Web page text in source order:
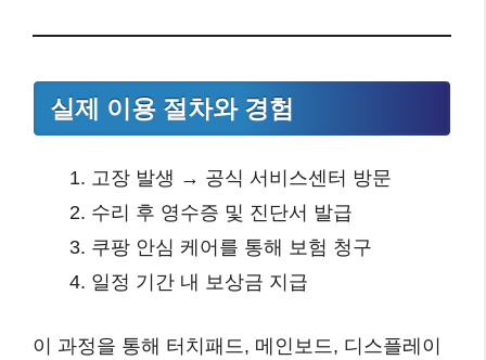
실제 이용 절차와 경험
고장 발생 → 공식 서비스센터 방문
수리 후 영수증 및 진단서 발급
쿠팡 안심 케어를 통해 보험 청구
일정 기간 내 보상금 지급
이 과정을 통해 터치패드, 메인보드, 디스플레이